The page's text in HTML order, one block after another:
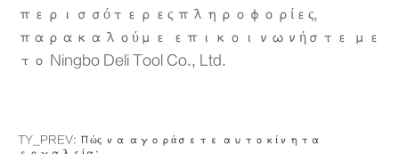
περισσότερες πληροφορίες,
παρακαλούμε επικοινωνήστε με
το Ningbo Deli Tool Co., Ltd.
TY_PREV: Πώς να αγοράσετε αυτοκίνητα